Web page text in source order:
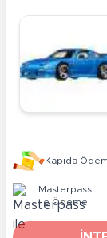
Kapıda
Masterpass
ile Ödeme